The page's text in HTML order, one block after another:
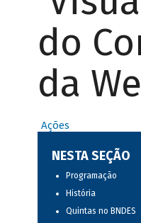
do
da
Ações
NESTA SEÇÃO
Programação
História
Quintas no BNDES